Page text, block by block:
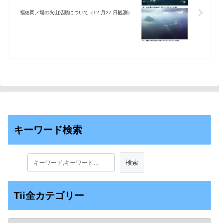
福徳岡ノ場の火山活動について（12 月27 日観測）
キーワード検索
Tii全カテゴリー